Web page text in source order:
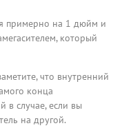
примерно на 1 дюйм и
который
что внутренний
конца
в случае, если вы
на другой.